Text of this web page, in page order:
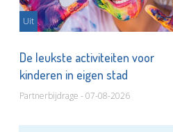
Uit
De leukste activiteiten voor
kinderen in eigen stad
Partnerbijdrage - 07-08-2026